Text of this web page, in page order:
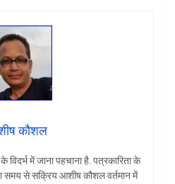
कौशल
विदर्भ में जाना पहचाना है. पत्रकारिता के
समय से सक्रिय आशीष कौशल वर्तमान में